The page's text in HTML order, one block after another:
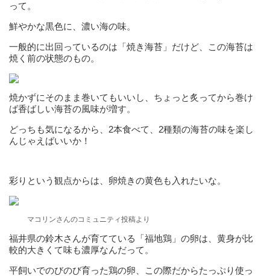
って。
鮮やかな黒色に、濃い海の味。
一般的に出回っているのは「焼き海苔」だけど、この海苔は
焼く前の状態のもの。
焼かずにそのまま巻いてもいいし、ちょっと炙ってから巻け
ば香ばしい海苔の風味が増す。
どっちも気になるから、2本食べて、2種類の海苔の味を楽し
んじゃえばいいか！
彩りという観点からは、卵焼きの黄色も入れたいな。
マコリンさんのコミュニティ投稿より
福井県の鈴木さんが育てている「福地鶏」の卵は、黄身が比
較的大きくて味も濃厚なんだって。
平飼いでのびのび育った鶏の卵、この際だからたっぷり使っ